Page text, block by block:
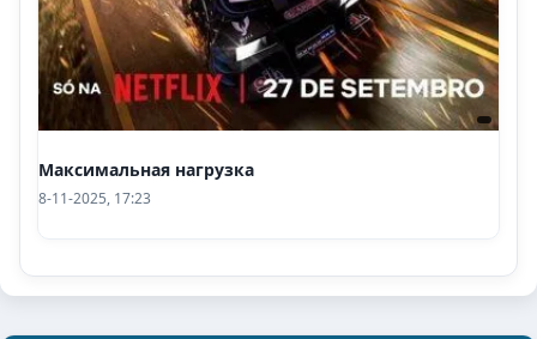
Максимальная нагрузка
8-11-2025, 17:23